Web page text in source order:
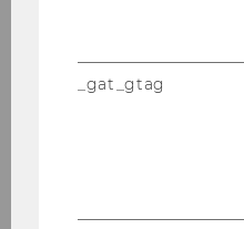
Court of Justice of
Recent VAT Case
Inaugural Lecture
_gat_gtag